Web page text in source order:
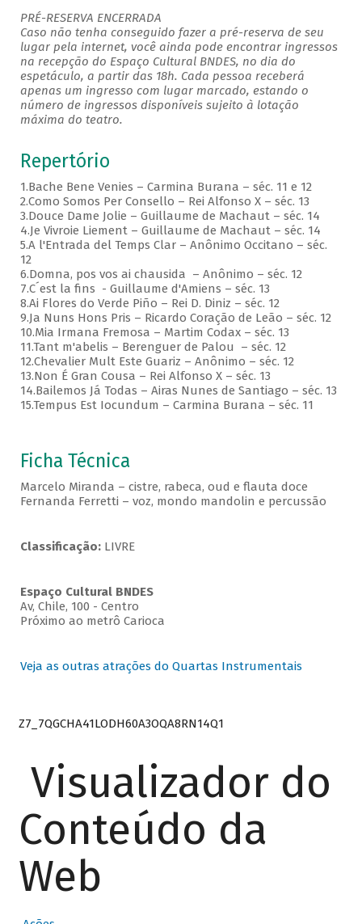
PRÉ-RESERVA ENCERRADA
Caso não tenha conseguido fazer a pré-reserva de seu
lugar pela internet, você ainda pode encontrar ingressos
na recepção do Espaço Cultural BNDES, no dia do
espetáculo, a partir das 18h. Cada pessoa receberá
apenas um ingresso com lugar marcado, estando o
número de ingressos disponíveis sujeito à lotação
máxima do teatro.
Repertório
1.Bache Bene Venies – Carmina Burana – séc. 11 e 12
2.Como Somos Per Consello – Rei Alfonso X – séc. 13
3.Douce Dame Jolie – Guillaume de Machaut – séc. 14
4.Je Vivroie Liement – Guillaume de Machaut – séc. 14
5.A l'Entrada del Temps Clar – Anônimo Occitano – séc.
12
6.Domna, pos vos ai chausida – Anônimo – séc. 12
7.C´est la fins - Guillaume d'Amiens – séc. 13
8.Ai Flores do Verde Piño – Rei D. Diniz – séc. 12
9.Ja Nuns Hons Pris – Ricardo Coração de Leão – séc. 12
10.Mia Irmana Fremosa – Martim Codax – séc. 13
11.Tant m'abelis – Berenguer de Palou – séc. 12
12.Chevalier Mult Este Guariz – Anônimo – séc. 12
13.Non É Gran Cousa – Rei Alfonso X – séc. 13
14.Bailemos Já Todas – Airas Nunes de Santiago – séc. 13
15.Tempus Est Iocundum – Carmina Burana – séc. 11
Ficha Técnica
Marcelo Miranda – cistre, rabeca, oud e flauta doce
Fernanda Ferretti – voz, mondo mandolin e percussão
Classificação: LIVRE
Espaço Cultural BNDES
Av, Chile, 100 - Centro
Próximo ao metrô Carioca
Veja as outras atrações do Quartas Instrumentais
Z7_7QGCHA41LODH60A3OQA8RN14Q1
Visualizador do
Conteúdo da
Web